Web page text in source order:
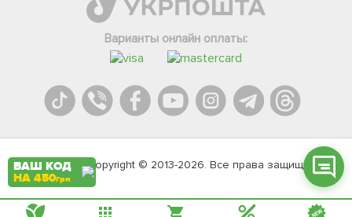
Варианты онлайн оплаты:
Agromarket.Copyright © 2013-2026. Все права защищены
Телеграм
Вайбер
Онлайн чат
ВАШ КОД
НА 450грн